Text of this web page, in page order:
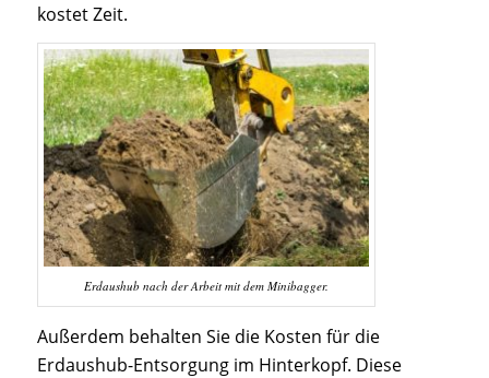
kostet Zeit.
Erdaushub nach der Arbeit mit dem Minibagger.
Außerdem behalten Sie die Kosten für die
Erdaushub-Entsorgung im Hinterkopf. Diese